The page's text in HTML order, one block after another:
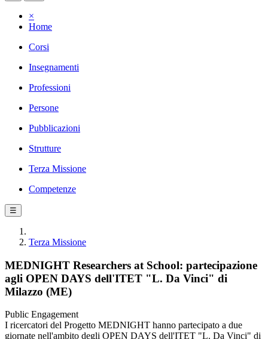
×
Home
Corsi
Insegnamenti
Professioni
Persone
Pubblicazioni
Strutture
Terza Missione
Competenze
☰
Terza Missione
MEDNIGHT Researchers at School: partecipazione
agli OPEN DAYS dell'ITET "L. Da Vinci" di
Milazzo (ME)
Public Engagement
I ricercatori del Progetto MEDNIGHT hanno partecipato a due
giornate nell'ambito degli OPEN DAYS dell'ITET "L. Da Vinci" di